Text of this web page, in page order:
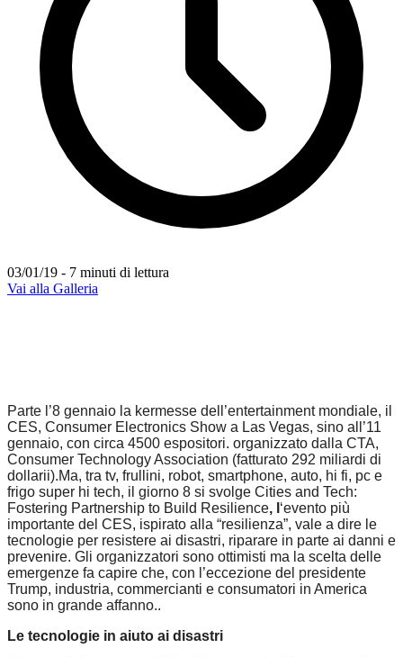
03/01/19 - 7 minuti di lettura
Vai alla Galleria
Parte l’8 gennaio la kermesse dell’entertainment mondiale, il
CES, Consumer Electronics Show a Las Vegas, sino all’11
gennaio, con circa 4500 espositori. organizzato dalla CTA,
Consumer Technology Association (fatturato 292 miliardi di
dollarii).Ma, tra tv, frullini, robot, smartphone, auto, hi fi, pc e
frigo super hi tech, il giorno 8 si svolge Cities and Tech:
Fostering Partnership to Build Resilience, l ‘evento più
importante del CES, ispirato alla “resilienza”, vale a dire le
tecnologie per resistere ai disastri, riparare in parte ai danni e
prevenire. Gli organizzatori sono ottimisti ma la scelta delle
emergenze fa capire che, con l’eccezione del presidente
Trump, industria, commercianti e consumatori in America
sono in grande affanno..
Le tecnologie in aiuto ai disastri